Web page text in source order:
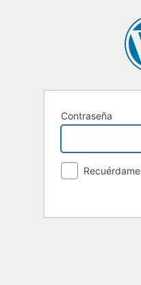
Contraseña
Recuérdame